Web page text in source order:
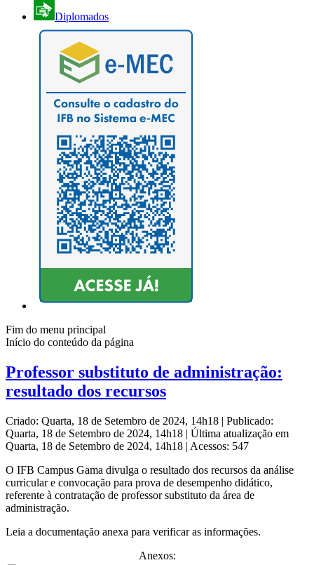
Diplomados
Fim do menu principal
Início do conteúdo da página
Professor substituto de administração:
resultado dos recursos
Criado: Quarta, 18 de Setembro de 2024, 14h18 | Publicado:
Quarta, 18 de Setembro de 2024, 14h18 | Última atualização em
Quarta, 18 de Setembro de 2024, 14h18 | Acessos: 547
O IFB Campus Gama divulga o resultado dos recursos da análise
curricular e convocação para prova de desempenho didático,
referente à contratação de professor substituto da área de
administração.
Leia a documentação anexa para verificar as informações.
Anexos: